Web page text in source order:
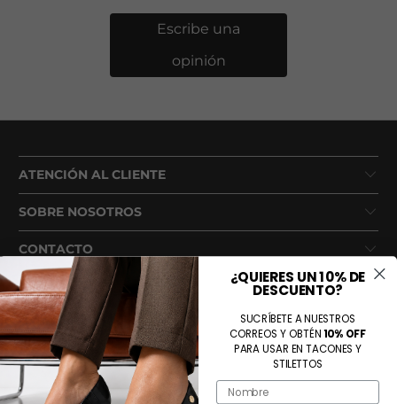
Escribe una
opinión
ATENCIÓN AL CLIENTE
SOBRE NOSOTROS
CONTACTO
Métodos de pago aceptados
¿QUIERES UN 10% DE
DESCUENTO?
SUCRÍBETE A NUESTROS
CORREOS Y OBTÉN10% OFF
PARA USAR EN TACONES Y
STILETTOS
Name